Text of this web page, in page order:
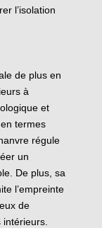
l’isolation
de plus en
à
et
termes
régule
un
De plus, sa
l’empreinte
de
intérieurs.